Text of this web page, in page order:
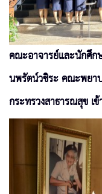
คณะอาจารย์และนักศึ
นพรัตน์วชิระ คณะพยา
กระทรวงสาธารณสุข เ